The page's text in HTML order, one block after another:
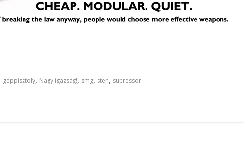
géppisztoly, Nagy igazság!, smg, sten, supressor